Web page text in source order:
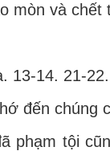
mòn và chết
13-14. 21-
đến chúng
phạm tội